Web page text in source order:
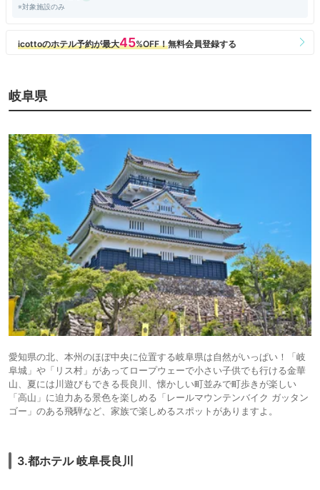
※対象施設のみ
岐阜県
愛知県の北、本州のほぼ中央に位置する岐阜県は自然がいっぱい！「岐
阜城」や「リス村」があってロープウェーで小さい子供でも行ける金華
山、夏には川遊びもできる長良川、懐かしい町並みで町歩きが楽しい
「高山」に迫力ある景色を楽しめる「レールマウンテンバイク ガッタン
ゴー」のある飛騨など、家族で楽しめるスポットがありますよ。
3.都ホテル 岐阜長良川